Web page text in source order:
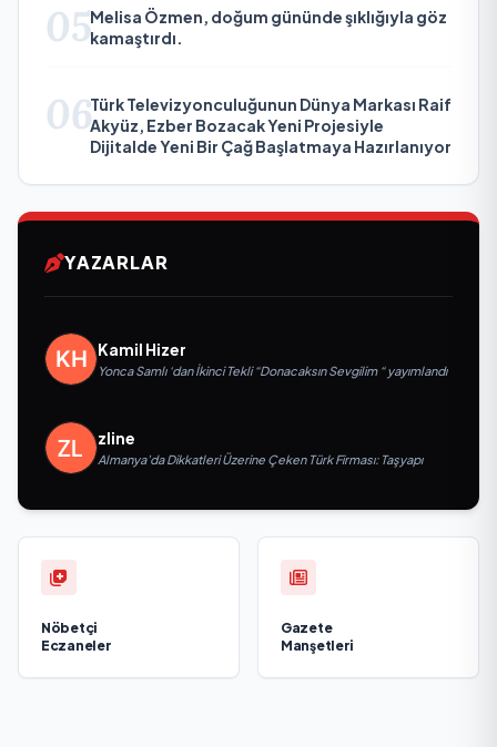
05Melisa Özmen, doğum gününde şıklığıyla göz
kamaştırdı.
06Türk Televizyonculuğunun Dünya Markası Raif
Akyüz, Ezber Bozacak Yeni Projesiyle
Dijitalde Yeni Bir Çağ Başlatmaya Hazırlanıyor
YAZARLAR
Kamil Hizer
Yonca Samlı ‘dan İkinci Tekli “Donacaksın Sevgilim “ yayımlandı
zline
Almanya’da Dikkatleri Üzerine Çeken Türk Firması: Taşyapı
Nöbetçi
Eczaneler
Gazete
Manşetleri